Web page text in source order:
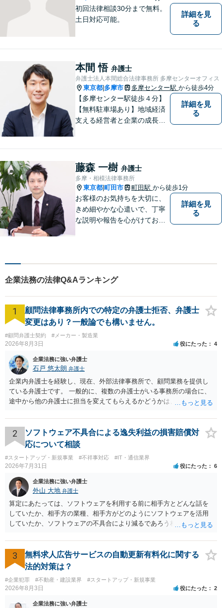
初回法律相談30分まで無料。
土日対応可能。
詳細を見
る
本間 悟 弁護士
弁護士法人本間総合法律事務所 多摩センターオフィス
東京都 多摩市 多摩センター駅 から徒歩4分
【多摩センター駅徒歩４分】
【無料駐車場あり】地域経済
支える経営者と企業の成長を
事故、相続、成年後見、不動
産など幅広く法律問題に対応
しますので、お気軽にご相談
を。
詳細を見
る
藤森 一樹 弁護士
多摩・相模法律事務所
東京都 町田市 町田駅 から徒歩1分
お客様のお気持ちを大切に、
きめ細やかな心遣いで、丁寧
な説明や報告を心がけており
い相手方でもスムーズに解決
にいたします。
詳細を見
る
企業法務の法律Q&Aランキング
1
顧問法律事務所内での特定の弁護士拒否、弁護士
変更はあり？一般論でも構いません。
#顧問弁護士契約 #メーカー・製造業
2026年8月3日 役にたった 4
企業法務に強い弁護士
石戸 悠太朗 弁護士
企業内弁護士を経験し、現在、外部法律事務所で、顧問業務を提供し
ている弁護士です。 一般的に、複数の弁護士がいる事務所の場合に、
途中から他の弁護士に担当を変えてもらえるかどうかは、当該事務所
が不満を抱いている弁護士を担当にすることは望ましくないため、別
の弁護士に変更するのが通常でしょう。それでも、担当弁護士を変え
てくれない場合は、他の弁護士の担当案件が一般で担当を変えられな
いなどの事情があるかと思います。 担当弁護士が変わらず、仕事内容
も改善されない場合には、決済権限を持つ上司に相談し、顧問契約自
体を見直すのが一番かと思います。
2
ソフトウェア不具合による逸失利益の損害賠償対
応について相談
#スタートアップ・新規事業 #不祥事対応 #IT・通信業界
2026年7月31日 役にたった 6
企業法務に強い弁護士
外山 大地 弁護士
算定にあたっては、ソフトウェアを利用する前に相手方とどんな話を
していたか、相手方の業種、相手方がどのようにソフトウェアを活用
していたか、ソフトウェアの不具合により減るであろう相手方の将来
ます。 すでに王先生からも回答されている通り、最寄りの弁護士に相
談されることをお勧めします。
3
無料求人広告サービスの自動更新有料化に関する
法的対策は？
#企業犯罪 #不動産・建設業界 #スタートアップ・新規事業
2026年8月3日 役にたった 2
企業法務に強い弁護士